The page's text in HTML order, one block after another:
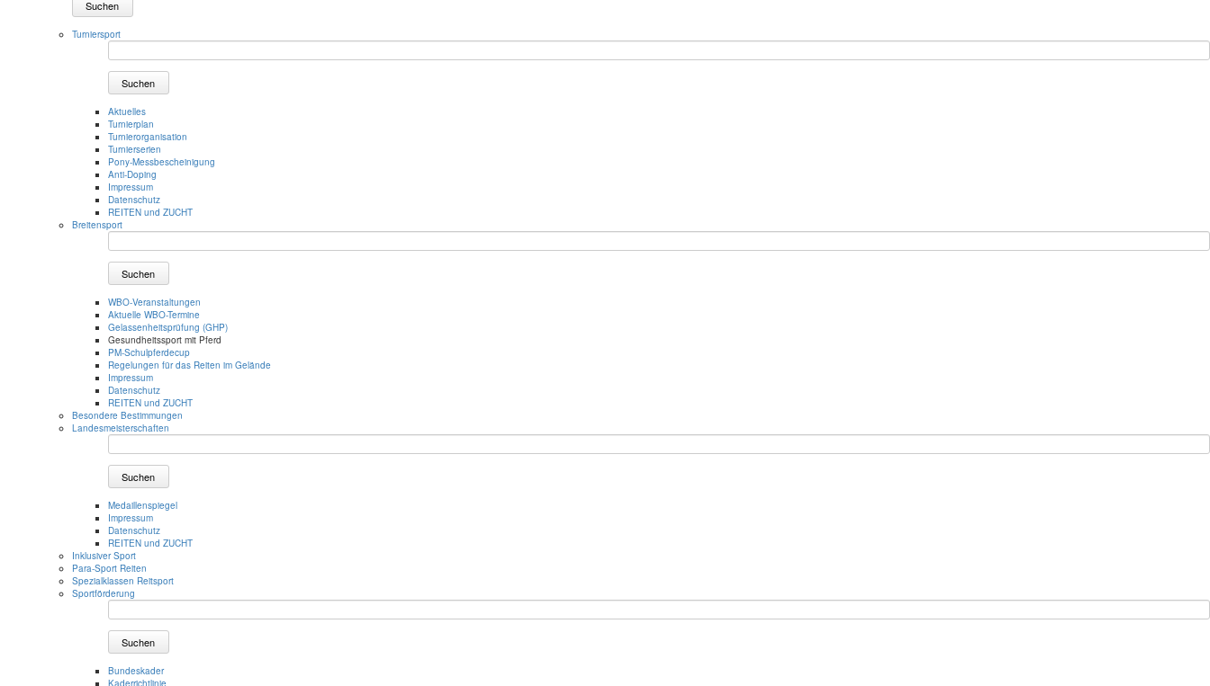
Suchen
Turniersport
Suchen
Aktuelles
Turnierplan
Turnierorganisation
Turnierserien
Pony-Messbescheinigung
Anti-Doping
Impressum
Datenschutz
REITEN und ZUCHT
Breitensport
Suchen
WBO-Veranstaltungen
Aktuelle WBO-Termine
Gelassenheitsprüfung (GHP)
Gesundheitssport mit Pferd
PM-Schulpferdecup
Regelungen für das Reiten im Gelände
Impressum
Datenschutz
REITEN und ZUCHT
Besondere Bestimmungen
Landesmeisterschaften
Suchen
Medaillenspiegel
Impressum
Datenschutz
REITEN und ZUCHT
Inklusiver Sport
Para-Sport Reiten
Spezialklassen Reitsport
Sportförderung
Suchen
Bundeskader
Kaderrichtlinie